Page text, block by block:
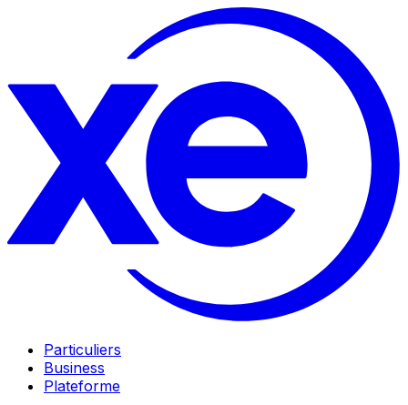
Particuliers
Business
Plateforme